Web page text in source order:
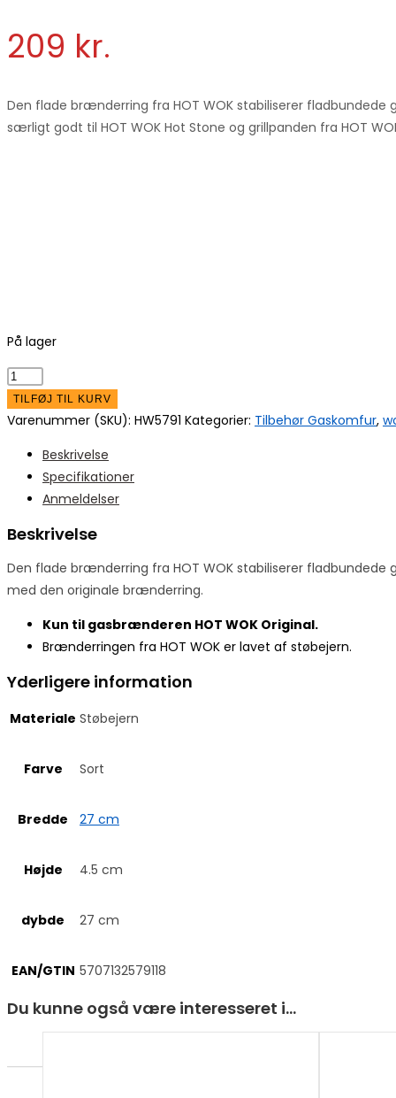
209 kr.
Den flade brænderring fra HOT WOK stabiliserer fladbundede
særligt godt til HOT WOK Hot Stone og grillpanden fra HOT
På lager
HOT
WOK
brænderring
TILFØJ TIL KURV
Varenummer (SKU): HW5791 Kategorier: Tilbehør Gaskomfur,
Beskrivelse
Specifikationer
Anmeldelser
Beskrivelse
Den flade brænderring fra HOT WOK stabiliserer fladbundede
med den originale brænderring.
Kun til gasbrænderen HOT WOK Original.
Brænderringen fra HOT WOK er lavet af støbejern.
Yderligere information
Materiale Støbejern
Farve Sort
Bredde 27 cm
Højde 4.5 cm
dybde 27 cm
EAN/GTIN 5707132579118
Du kunne også være interesseret i…